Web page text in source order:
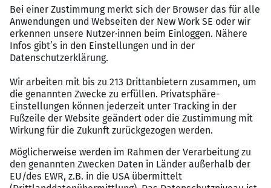
Arbeitsweise:Ausgeprägte analytische Fähigkeiten, eine
lösungsorientierte und selbstständige Arbeitsweise
sowie Erfahrung mit ITIL-basierten Prozessen
Wir bieten
Flexibilität & Work-Life-Balance:Hohe Flexibilität durch
individuelle Arbeitszeitmodelle und die Möglichkeit, zu
100% remote in Deutschland zu arbeiten
Unternehmenskultur & Entwicklung:Eine offene Kultur
mit flachen Hierarchien, gezielter Einarbeitung und